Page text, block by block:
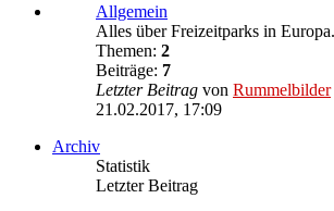
Allgemein
Alles über Freizeitparks in Europa.
Themen: 2
Beiträge: 7
Letzter Beitrag von Rummelbilder
21.02.2017, 17:09
Archiv
Statistik
Letzter Beitrag